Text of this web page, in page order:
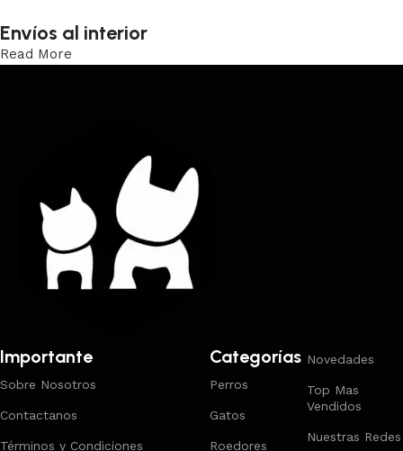
Envíos al interior
Read More
Importante
Sobre Nosotros
Contactanos
Términos y Condiciones
Categorías
Perros
Gatos
Roedores
Novedades
Top Mas
Vendidos
Nuestras Redes